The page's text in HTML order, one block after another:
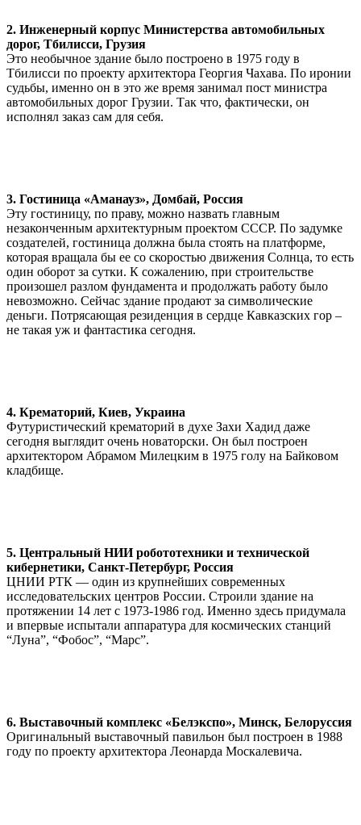
2. Инженерный корпус Министерства автомобильных
дорог, Тбилисси, Грузия
Это необычное здание было построено в 1975 году в
Тбилисси по проекту архитектора Георгия Чахава. По иронии
судьбы, именно он в это же время занимал пост министра
автомобильных дорог Грузии. Так что, фактически, он
исполнял заказ сам для себя.
3. Гостиница «Аманауз», Домбай, Россия
Эту гостиницу, по праву, можно назвать главным
незаконченным архитектурным проектом СССР. По задумке
создателей, гостиница должна была стоять на платформе,
которая вращала бы ее со скоростью движения Солнца, то есть
один оборот за сутки. К сожалению, при строительстве
произошел разлом фундамента и продолжать работу было
невозможно. Сейчас здание продают за символические
деньги. Потрясающая резиденция в сердце Кавказских гор –
не такая уж и фантастика сегодня.
4. Крематорий, Киев, Украина
Футуристический крематорий в духе Захи Хадид даже
сегодня выглядит очень новаторски. Он был построен
архитектором Абрамом Милецким в 1975 голу на Байковом
кладбище.
5. Центральный НИИ робототехники и технической
кибернетики, Санкт-Петербург, Россия
ЦНИИ РТК — один из крупнейших современных
исследовательских центров России. Строили здание на
протяжении 14 лет с 1973-1986 год. Именно здесь придумала
и впервые иcпытали аппаратура для космических станций
“Луна”, “Фобос”, “Марс”.
6. Выставочный комплекс «Белэкспо», Минск, Белоруссия
Оригинальный выставочный павильон был построен в 1988
году по проекту архитектора Леонарда Москалевича.